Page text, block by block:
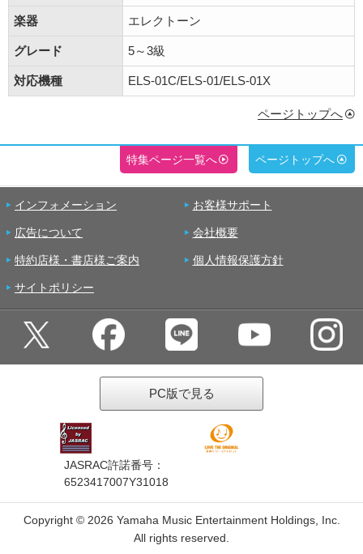
楽器 エレクトーン
グレード 5～3級
対応機種 ELS-01C/ELS-01/ELS-01X
ページトップへ
特集ページ一覧へ ページトップへ
インフォメーション お客様サポート
広告について 会社概要
特約店様・書店様ご案内 個人情報保護方針
サイトポリシー
PC版で見る
JASRAC許諾番号：
6523417007Y31018
Copyright © 2026 Yamaha Music Entertainment Holdings, Inc.
All rights reserved.